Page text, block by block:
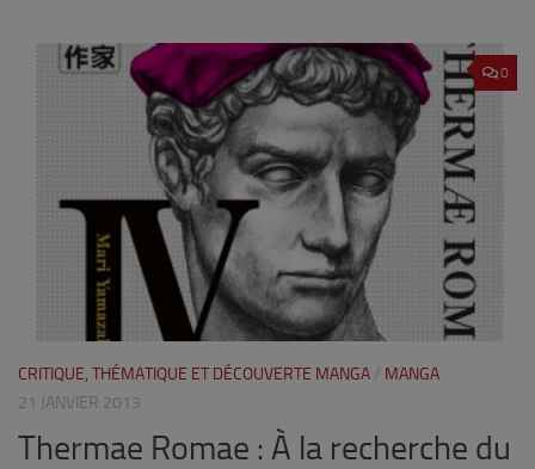
0
CRITIQUE, THÉMATIQUE ET DÉCOUVERTE MANGA / MANGA
21 JANVIER 2013
Thermae Romae : À la recherche du